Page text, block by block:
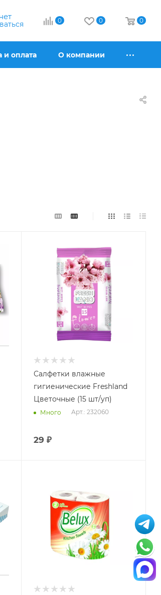
0 0 0
и оплата О компании
Салфетки влажные
гигиенические Freshland
Цветочные (15 шт/уп)
Много Арт.: 232060
29 ₽